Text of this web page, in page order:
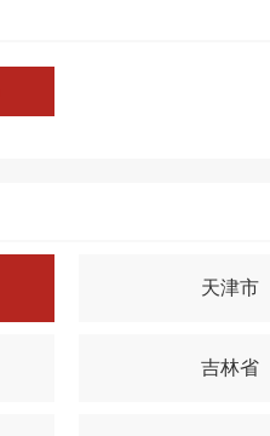
天津市
吉林省